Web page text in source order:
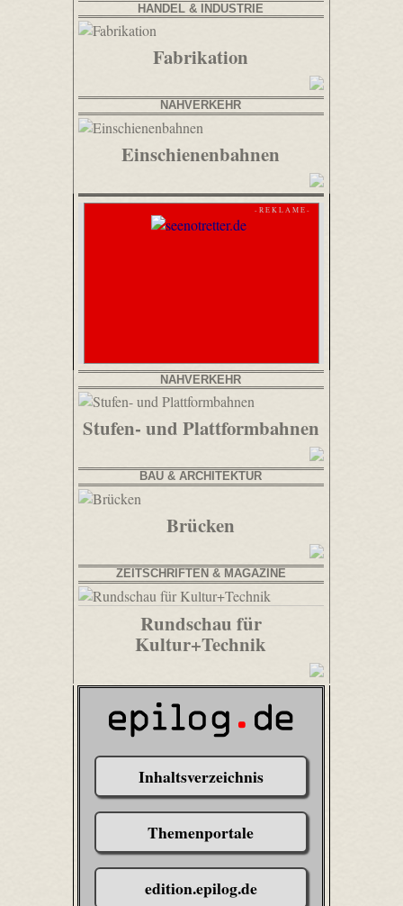
HANDEL & INDUSTRIE
Fabrikation
NAHVERKEHR
Einschienenbahnen
- R E K L A M E -
NAHVERKEHR
Stufen- und Plattformbahnen
BAU & ARCHITEKTUR
Brücken
ZEITSCHRIFTEN & MAGAZINE
Rundschau für
Kultur+Technik
Inhaltsverzeichnis
Themenportale
edition.epilog.de